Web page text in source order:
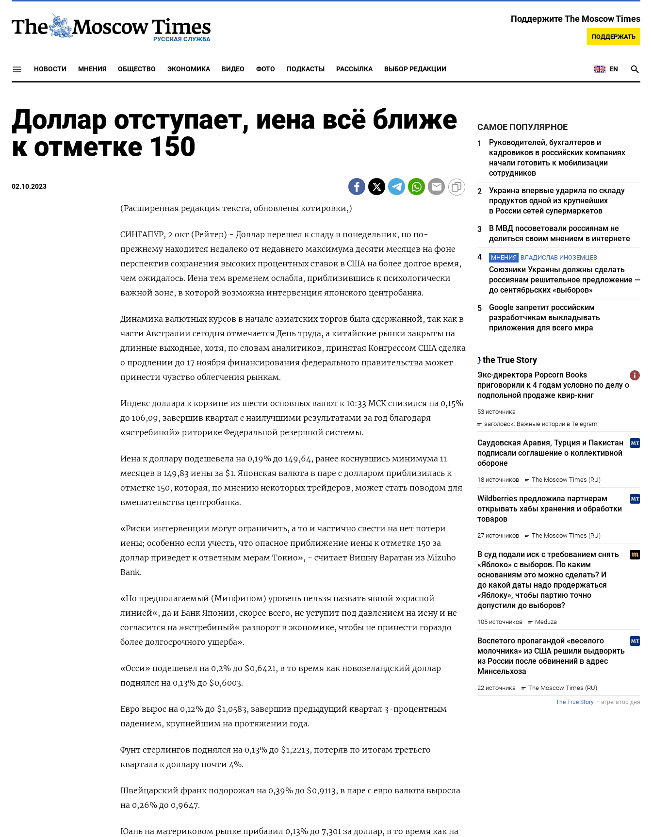
РУССКАЯ СЛУЖБА
Поддержите The Moscow Times
ПОДДЕРЖАТЬ
НОВОСТИ МНЕНИЯ ОБЩЕСТВО ЭКОНОМИКА ВИДЕО ФОТО ПОДКАСТЫ РАССЫЛКА ВЫБОР РЕДАКЦИИ EN
Доллар отступает, иена всё ближе
к отметке 150
02.10.2023
(Расширенная редакция текста, обновлены котировки,)
СИНГАПУР, 2 окт (Рейтер) - Доллар перешел к спаду в понедельник, но по-
прежнему находится недалеко от недавнего максимума десяти месяцев на фоне
перспектив сохранения высоких процентных ставок в США на более долгое время,
чем ожидалось. Иена тем временем ослабла, приблизившись к психологически
важной зоне, в которой возможна интервенция японского центробанка.
Динамика валютных курсов в начале азиатских торгов была сдержанной, так как в
части Австралии сегодня отмечается День труда, а китайские рынки закрыты на
длинные выходные, хотя, по словам аналитиков, принятая Конгрессом США сделка
о продлении до 17 ноября финансирования федерального правительства может
принести чувство облегчения рынкам.
Индекс доллара к корзине из шести основных валют к 10:33 МСК снизился на 0,15%
до 106,09​, завершив квартал с наилучшими результатами за год благодаря
«ястребиной» риторике Федеральной резервной системы.
Иена к доллару подешевела на 0,19%​ до 149,64, ранее коснувшись минимума 11
месяцев в 149,83 иены за $1. Японская валюта в паре с долларом приблизилась к
отметке 150, которая, по мнению некоторых трейдеров, может стать поводом для
вмешательства центробанка.
«Риски интервенции могут ограничить, а то и частично свести на нет потери
иены; особенно если учесть, что опасное приближение иены к отметке 150 за
доллар приведет к ответным мерам Токио», - считает Вишну Варатан из Mizuho
Bank.
«Но предполагаемый (Минфином) уровень нельзя назвать явной »красной
линией«, да и Банк Японии, скорее всего, не уступит под давлением на иену и не
согласится на »ястребиный« разворот в экономике, чтобы не принести гораздо
более долгосрочного ущерба».
«Осси» подешевел на 0,2% до $0,6421​, в то время как новозеландский доллар
поднялся на 0,13% до $0,6003​.
Евро вырос на 0,12% до $1,0583​, завершив предыдущий квартал 3-процентным
падением, крупнейшим на протяжении года.
Фунт стерлингов поднялся на 0,13% до $1,2213​, потеряв по итогам третьего
квартала к доллару почти 4%.
Швейцарский франк подорожал на 0,39% до $0,9113​, в паре с евро валюта выросла
на 0,26%​ до 0,9647.
Юань на материковом рынке прибавил 0,13% до 7,301 за доллар, в то время как на
САМОЕ ПОПУЛЯРНОЕ
1
Руководителей, бухгалтеров и
кадровиков в российских компаниях
начали готовить к мобилизации
сотрудников
2
Украина впервые ударила по складу
продуктов одной из крупнейших
в России сетей супермаркетов
3
В МВД посоветовали россиянам не
делиться своим мнением в интернете
4
МНЕНИЯ ВЛАДИСЛАВ ИНОЗЕМЦЕВ
Союзники Украины должны сделать
россиянам решительное предложение —
до сентябрьских «выборов»
5
Google запретит российским
разработчикам выкладывать
приложения для всего мира